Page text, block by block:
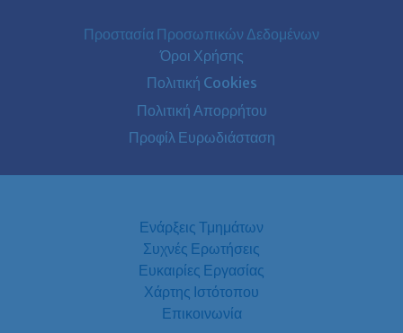
Προστασία Προσωπικών Δεδομένων
Όροι Χρήσης
Πολιτική Cookies
Πολιτική Απορρήτου
Προφίλ Ευρωδιάσταση
Ενάρξεις Τμημάτων
Συχνές Ερωτήσεις
Ευκαιρίες Εργασίας
Χάρτης Ιστότοπου
Επικοινωνία